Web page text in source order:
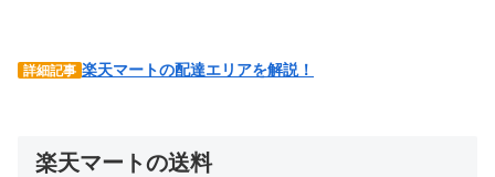
詳細記事 楽天マートの配達エリアを解説！
楽天マートの送料